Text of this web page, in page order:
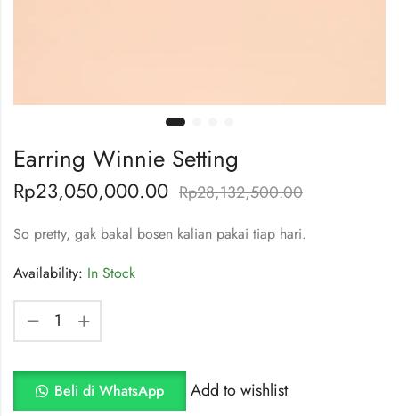
Earring Winnie Setting
Rp23,050,000.00 Rp28,132,500.00
So pretty, gak bakal bosen kalian pakai tiap hari.
Availability: In Stock
Beli di WhatsApp Add to wishlist